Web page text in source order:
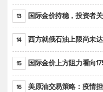
13 国际金价持稳，投资者
14 西方就俄石油上限尚未
15 国际金价上方阻力看向
16 美原油交易策略：疫情